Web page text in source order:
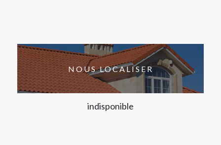
NOUS LOCALISER
indisponible